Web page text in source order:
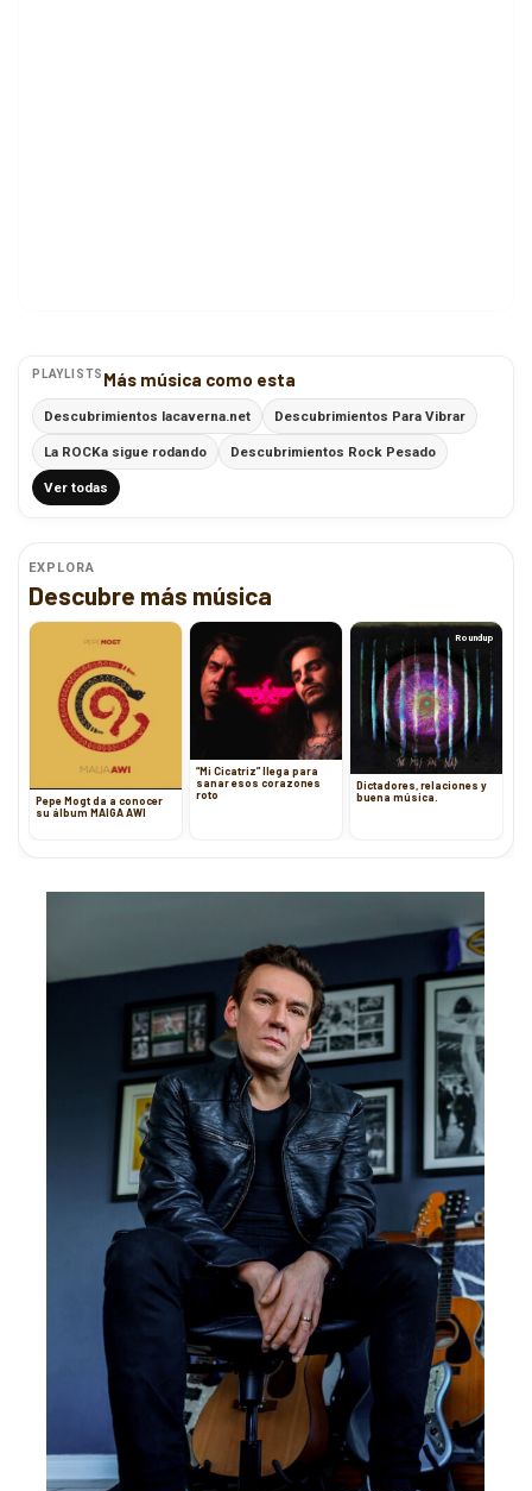
PLAYLISTS Más música como esta
Descubrimientos lacaverna.net Descubrimientos Para Vibrar
La ROCKa sigue rodando Descubrimientos Rock Pesado
Ver todas
EXPLORA
Descubre más música
Pepe Mogt da a conocer
su álbum MAIGA AWI
“Mi Cicatriz” llega para
sanar esos corazones
roto
Roundup
Dictadores, relaciones y
buena música.